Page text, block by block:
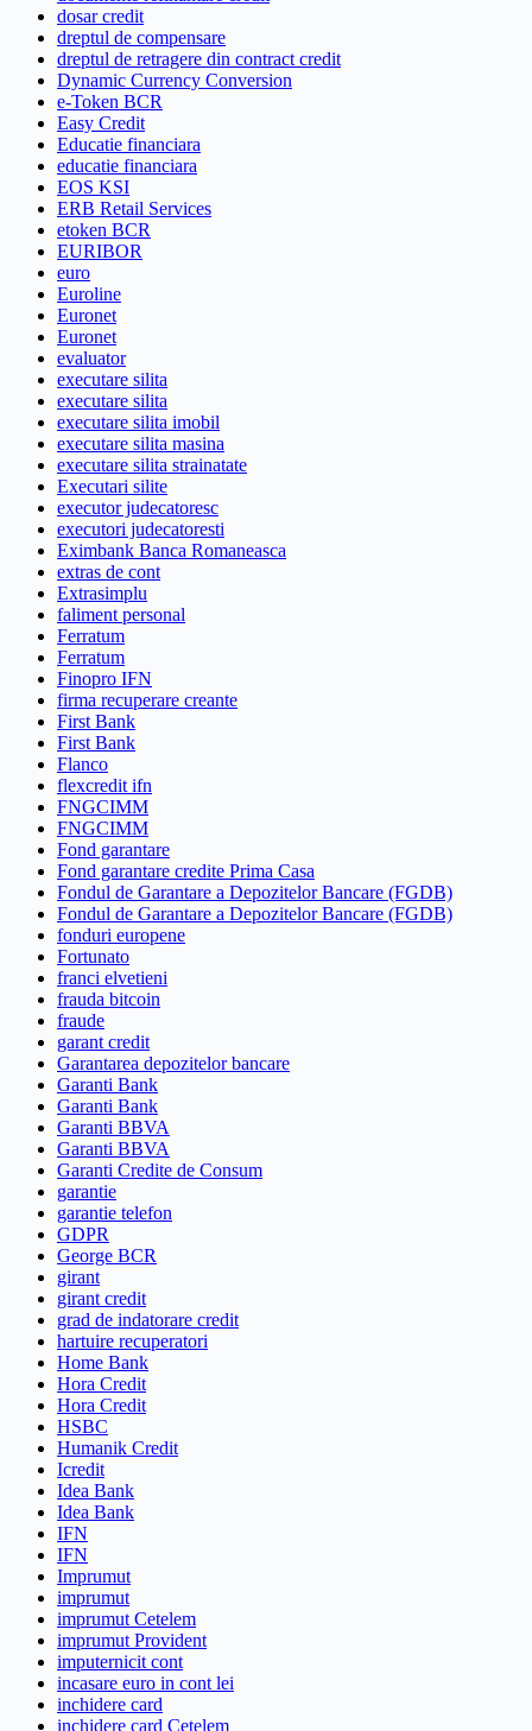
dosar credit
dreptul de compensare
dreptul de retragere din contract credit
Dynamic Currency Conversion
e-Token BCR
Easy Credit
Educatie financiara
educatie financiara
EOS KSI
ERB Retail Services
etoken BCR
EURIBOR
euro
Euroline
Euronet
Euronet
evaluator
executare silita
executare silita
executare silita imobil
executare silita masina
executare silita strainatate
Executari silite
executor judecatoresc
executori judecatoresti
Eximbank Banca Romaneasca
extras de cont
Extrasimplu
faliment personal
Ferratum
Ferratum
Finopro IFN
firma recuperare creante
First Bank
First Bank
Flanco
flexcredit ifn
FNGCIMM
FNGCIMM
Fond garantare
Fond garantare credite Prima Casa
Fondul de Garantare a Depozitelor Bancare (FGDB)
Fondul de Garantare a Depozitelor Bancare (FGDB)
fonduri europene
Fortunato
franci elvetieni
frauda bitcoin
fraude
garant credit
Garantarea depozitelor bancare
Garanti Bank
Garanti Bank
Garanti BBVA
Garanti BBVA
Garanti Credite de Consum
garantie
garantie telefon
GDPR
George BCR
girant
girant credit
grad de indatorare credit
hartuire recuperatori
Home Bank
Hora Credit
Hora Credit
HSBC
Humanik Credit
Icredit
Idea Bank
Idea Bank
IFN
IFN
Imprumut
imprumut
imprumut Cetelem
imprumut Provident
imputernicit cont
incasare euro in cont lei
inchidere card
inchidere card Cetelem